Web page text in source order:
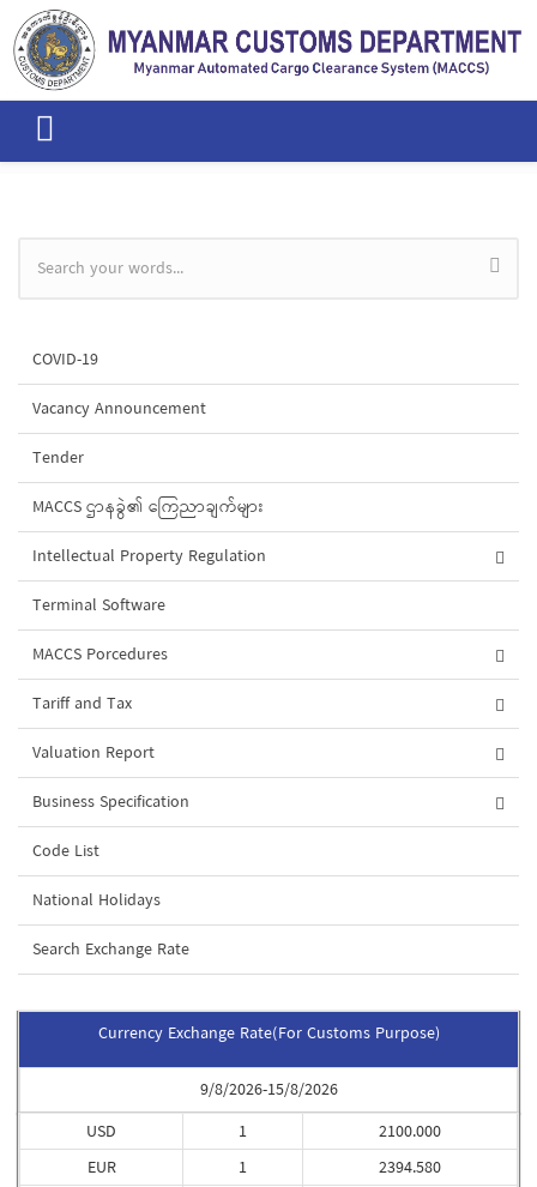
Skip to main content
Search form
COVID-19
Vacancy Announcement
Tender
MACCS ဌာနခွဲ၏ ကြေညာချက်များ
Intellectual Property Regulation
Terminal Software
MACCS Porcedures
Tariff and Tax
Valuation Report
Business Specification
Code List
National Holidays
Search Exchange Rate
Currency Exchange Rate(For Customs Purpose)
9/8/2026-15/8/2026
USD
EUR
1
1
2100.000
2394.580